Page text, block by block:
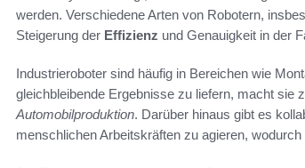
werden. Verschiedene Arten von Robotern,
Steigerung der Effizienz und Genauigkeit in der
Industrieroboter sind häufig in Bereichen wie
gleichbleibende Ergebnisse zu liefern, macht sie
Automobilproduktion. Darüber hinaus gibt es
menschlichen Arbeitskräften zu agieren,